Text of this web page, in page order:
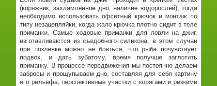
(коряжник, захламленное дно, наличие водорослей), тогда
необходимо использовать офсетный крючок и монтаж по
типу незацепляйки, когда жало крючка плотно сидит в теле
приманки. Самые ходовые приманки для ловли на джиг,
изготавливаются из съедобного силикона, в этом случаи
при поклевке можно не бояться, что рыба почувствует
подвох, и дать зубатому, время получше заглотить
приманку. В процессе передвижения мы постоянно делаем
забросы и прощупываем дно, составляя для себя картину
его рельефа, перспективные участки с корягами и резкими